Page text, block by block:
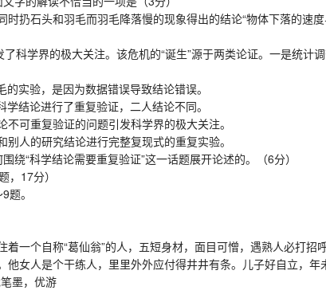
扔石头和羽毛而羽毛降落慢的现象得出的结论“物体下落的速
科学界的极大关注。该危机的“诞生”源于两类论证。一是统计
实验，是因为数据错误导致结论错误。
结论进行了重复验证，二人结论不同。
可重复验证的问题引发科学界的极大关注。
人的研究结论进行完整复现式的重复实验。
“科学结论需要重复验证”这一话题展开论述的。（6分）
17分）
。
个自称“葛仙翁”的人，五短身材，面目可憎，遇熟人必打招
人是个干练人，里里外外应付得井井有条。儿子好自立，年
墨，优游